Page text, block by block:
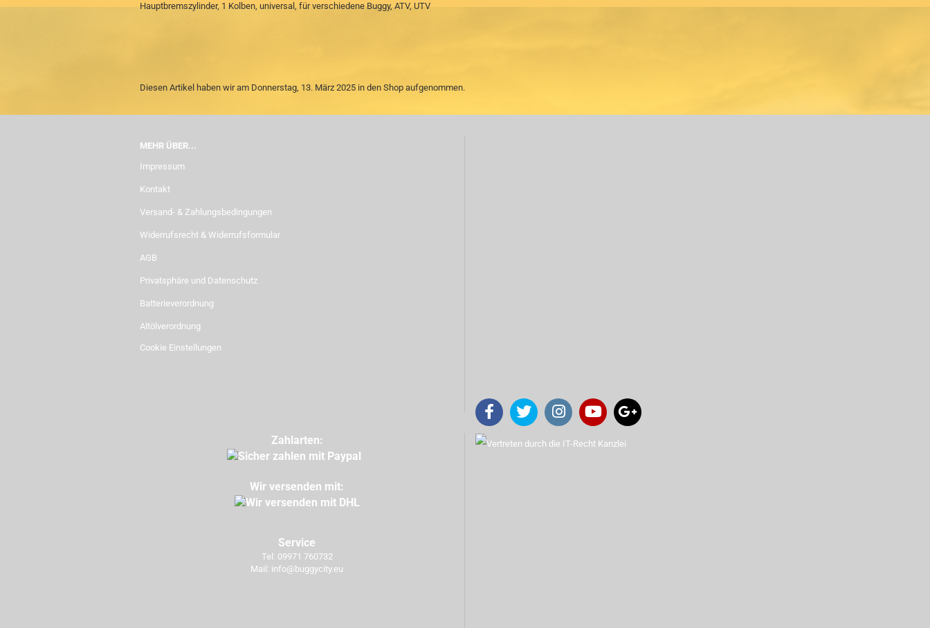
Hauptbremszylinder, 1 Kolben, universal, für verschiedene Buggy, ATV, UTV
Diesen Artikel haben wir am Donnerstag, 13. März 2025 in den Shop aufgenommen.
MEHR ÜBER...
Impressum
Kontakt
Versand- & Zahlungsbedingungen
Widerrufsrecht & Widerrufsformular
AGB
Privatsphäre und Datenschutz
Batterieverordnung
Altölverordnung
Cookie Einstellungen
Zahlarten:
Wir versenden mit:
Service
Tel: 09971 760732
Mail: info@buggycity.eu